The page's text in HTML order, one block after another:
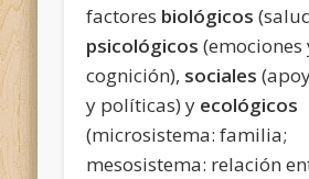
factores biológicos
psicológicos (emociones
cognición), sociales
y políticas) y ecológicos
(microsistema: familia;
mesosistema: relación